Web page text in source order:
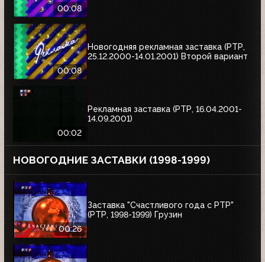
00:08
00:08
Новогодняя рекламная заставка (РТР,
25.12.2000-14.01.2001) Второй вариант
00:02
Рекламная заставка (РТР, 16.04.2001-
14.09.2001)
НОВОГОДНИЕ ЗАСТАВКИ (1998-1999)
00:26
Заставка "Счастливого года с РТР"
(РТР, 1998-1999) Грузин